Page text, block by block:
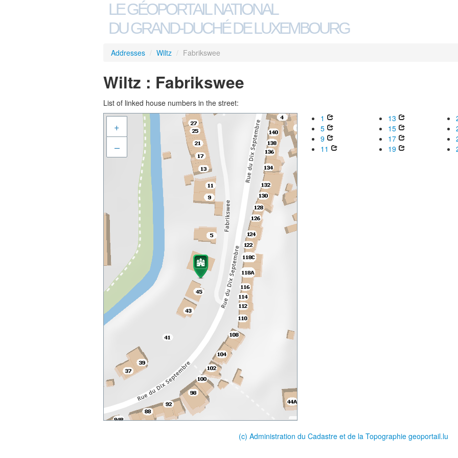
LE GÉOPORTAIL NATIONAL
DU GRAND-DUCHÉ DE LUXEMBOURG
Addresses / Wiltz / Fabrikswee
Wiltz : Fabrikswee
List of linked house numbers in the street:
+
–
1
5
9
11
13
15
17
19
(c) Administration du Cadastre et de la Topographie geoportail.lu